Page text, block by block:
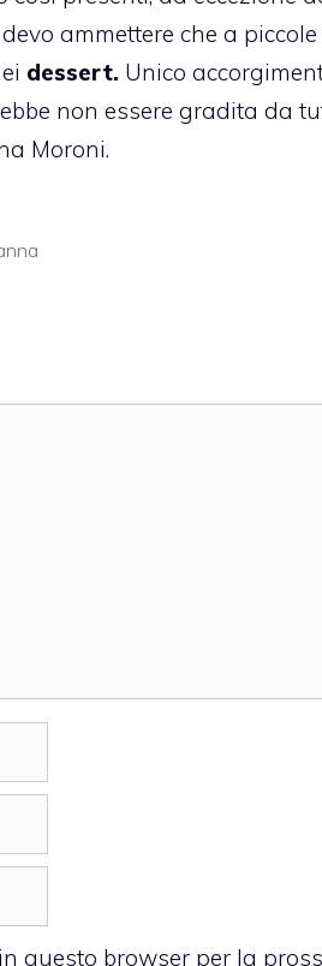
ammettere che a
dessert. Unico
non essere gradita da
Moroni.
questo browser per la